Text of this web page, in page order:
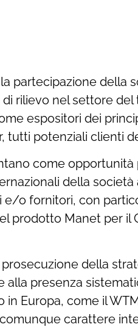
partecipazione della
rilievo nel settore del
espositori dei
tutti potenziali clienti
come opportunità
della società
e/o fornitori, con
prodotto Manet per il
della
alla presenza
Europa, come il
comunque carattere